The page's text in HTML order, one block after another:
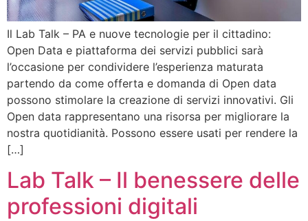
Il Lab Talk – PA e nuove tecnologie per il cittadino:
Open Data e piattaforma dei servizi pubblici sarà
l’occasione per condividere l’esperienza maturata
partendo da come offerta e domanda di Open data
possono stimolare la creazione di servizi innovativi. Gli
Open data rappresentano una risorsa per migliorare la
nostra quotidianità. Possono essere usati per rendere la
[…]
Lab Talk – Il benessere delle
professioni digitali